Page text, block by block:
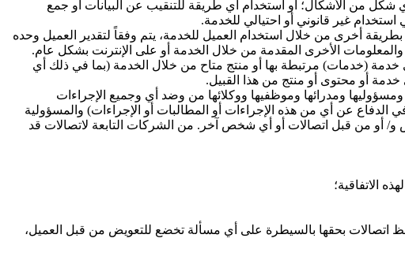
شكل من الأشكال؛ أو استخدام أي طريقة للتنقيب عن البيانات أو جمع
استخدام غير قانوني أو احتيالي للخدمة.
أخرى من خلال استخدام العميل للخدمة، يتم وفقاً لتقدير العميل وحده
الأخرى المقدمة من خلال الخدمة أو على الإنترنت بشكل عام.
أي خدمة (خدمات) مرتبطة بها أو منتج متاح من خلال الخدمة (بما في ذلك أي
أو محتوى أو منتج من هذا القبيل.
ومدرائها وموظفيها ووكلائها من وضد أي وجميع الإجراءات
الدفاع عن أي من هذه الإجراءات أو المطالبات أو الإجراءات) والمسؤولية
و/ أو من قبل اتصالات أو أي شخص آخر. من الشركات التابعة لاتصالات قد
الاتفاقية؛
اتصالات بحقها بالسيطرة على أي مسألة تخضع للتعويض من قبل العميل،